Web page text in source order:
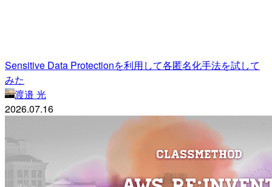
Sensitive Data Protectionを利用して各匿名化手法を試して
みた
渡邉 光
2026.07.16